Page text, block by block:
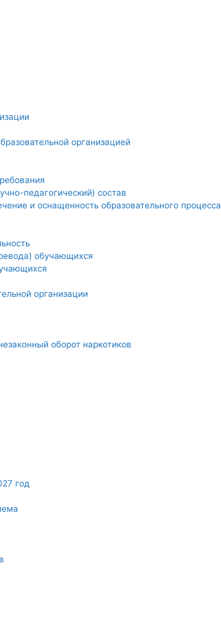
организацией
педагогический) состав
и оснащенность образовательного процесса
обучающихся
организации
оборот наркотиков
год